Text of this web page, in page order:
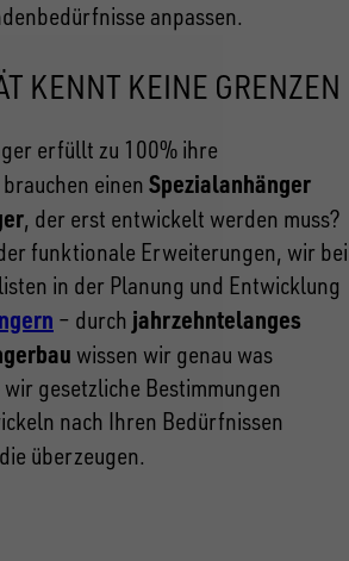
anpassen.
KENNT KEINE GRENZEN
erfüllt zu 100% ihre
einen Spezialanhänger
, der erst entwickelt werden muss?
funktionale Erweiterungen, wir bei
in der Planung und Entwicklung
– durch jahrzehntelanges
wissen wir genau was
gesetzliche Bestimmungen
nach Ihren Bedürfnissen
überzeugen.